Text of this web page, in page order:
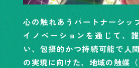
心の触れあうパートナーシッ
イノベーションを通じて、
い、包摂的かつ持続可能で人
の実現に向けた、地域の触媒